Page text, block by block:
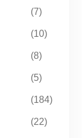
(7)
(10)
(8)
(5)
(184)
(22)